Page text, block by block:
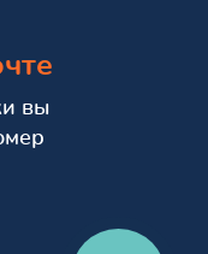
вы